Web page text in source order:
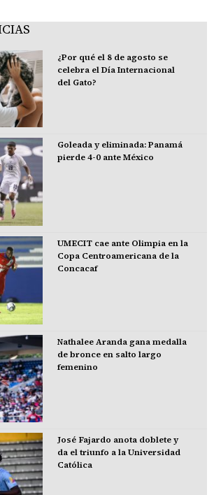
¿Por qué el 8 de agosto se
celebra el Día Internacional
del Gato?
Goleada y eliminada: Panamá
pierde 4-0 ante México
UMECIT cae ante Olimpia en la
Copa Centroamericana de la
Concacaf
Nathalee Aranda gana medalla
de bronce en salto largo
femenino
José Fajardo anota doblete y
da el triunfo a la Universidad
Católica